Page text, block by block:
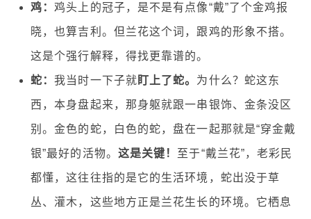
鸡：鸡头上的冠子，是不是有点像“戴”了个金鸡报
晓，也算吉利。但兰花这个词，跟鸡的形象不搭。
这是个强行解释，得找更靠谱的。
蛇：我当时一下子就 盯上了蛇。 为什么？蛇这东
西，本身盘起来，那身躯就跟一串银饰、金条没区
别。金色的蛇，白色的蛇，盘在一起那就是“穿金戴
银”最好的活物。 这是关键！ 至于“戴兰花”，老彩民
都懂，这往往指的是它的生活环境，蛇出没于草
丛、灌木，这些地方正是兰花生长的环境。它栖息